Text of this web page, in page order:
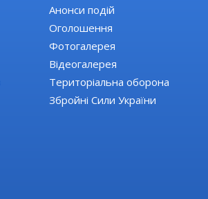
Анонси подій
Оголошення
Фотогалерея
Відеогалерея
Територіальна оборона
Збройні Сили України